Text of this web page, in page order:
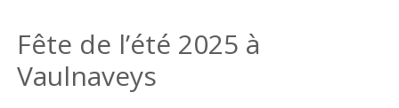
Fête de l’été 2025 à
Vaulnaveys